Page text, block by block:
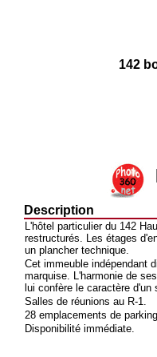
142
Description
L'hôtel particulier du 142
restructurés. Les étages
un plancher technique.
Cet immeuble indépendant
marquise. L'harmonie de
lui confère le caractère
Salles de réunions au R-1.
28 emplacements de
Disponibilité immédiate.